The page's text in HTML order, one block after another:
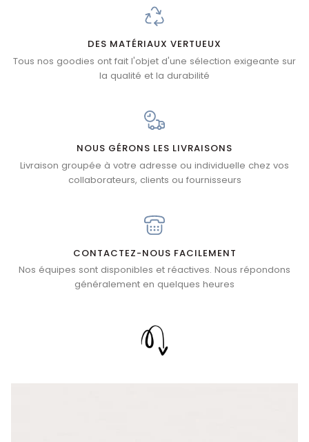
DES MATÉRIAUX VERTUEUX
Tous nos goodies ont fait l'objet d'une sélection exigeante sur
la qualité et la durabilité
NOUS GÉRONS LES LIVRAISONS
Livraison groupée à votre adresse ou individuelle chez vos
collaborateurs, clients ou fournisseurs
CONTACTEZ-NOUS FACILEMENT
Nos équipes sont disponibles et réactives. Nous répondons
généralement en quelques heures